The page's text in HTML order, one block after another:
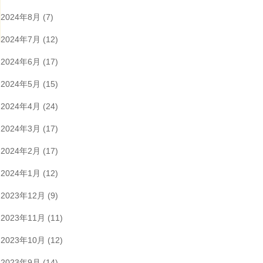
2024年8月 (7)
2024年7月 (12)
2024年6月 (17)
2024年5月 (15)
2024年4月 (24)
2024年3月 (17)
2024年2月 (17)
2024年1月 (12)
2023年12月 (9)
2023年11月 (11)
2023年10月 (12)